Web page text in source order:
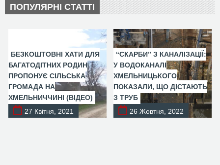
ПОПУЛЯРНІ СТАТТІ
БЕЗКОШТОВНІ ХАТИ ДЛЯ
БАГАТОДІТНИХ РОДИН
ПРОПОНУЄ СІЛЬСЬКА
ГРОМАДА НА
ХМЕЛЬНИЧЧИНІ (ВІДЕО)
27 Квітня, 2021
“СКАРБИ” З КАНАЛІЗАЦІЇ:
У ВОДОКАНАЛІ
ХМЕЛЬНИЦЬКОГО
ПОКАЗАЛИ, ЩО ДІСТАЮТЬ
З ТРУБ
26 Жовтня, 2022